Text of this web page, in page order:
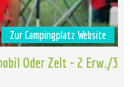
Zur Campingplatz Website
Oder Zelt - 2 Erw./3